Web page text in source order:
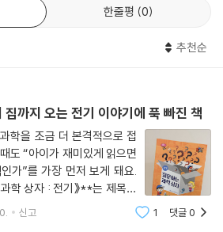
몸에 물이 묻어 있거나, 물속에서라면 전기
에는 비가 오는 날이 많고, 땀도 많이 나고 공
생해.
류의 센서가 많이 사용되고 있어. 자동차 계
속도, 연료량, 라이트나 문이 열렸는지 아닌지
문에 표시할 수 있는 거니까.
한줄평 0
추천순
까지 오는 전기 이야기에 푹 빠진 책
학을 조금 더 본격적으로 접
도 “아이가 재미있게 읽으면
가”를 가장 먼저 보게 돼요.
학 상자 : 전기》**는 제목부
생각이 들었어요. 전기를 일
보다, 아이들이 실제로 한 번
신고 1 댓글0